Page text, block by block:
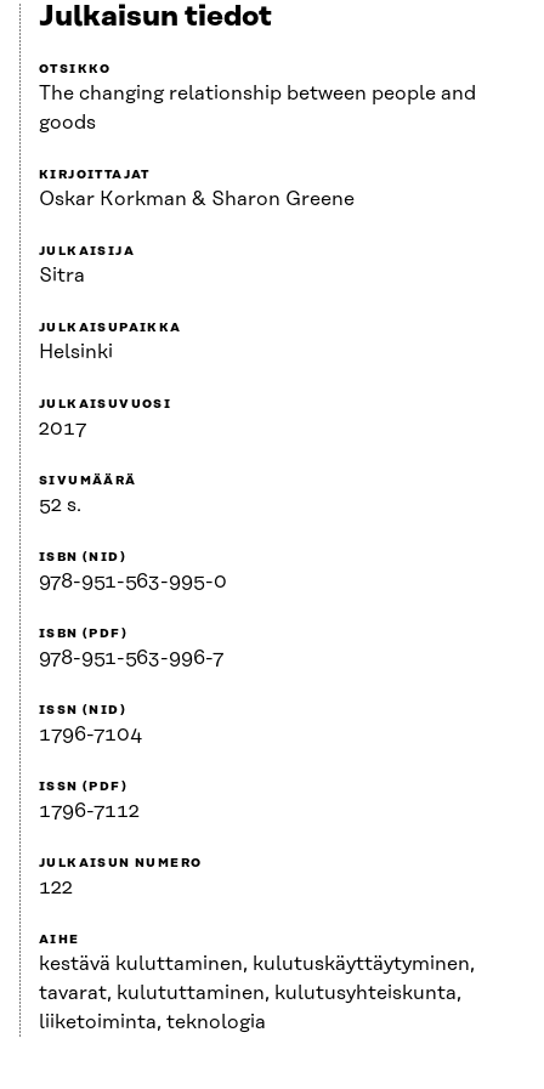
Julkaisun tiedot
OTSIKKO
The changing relationship between people and
goods
KIRJOITTAJAT
Oskar Korkman & Sharon Greene
JULKAISIJA
Sitra
JULKAISUPAIKKA
Helsinki
JULKAISUVUOSI
2017
SIVUMÄÄRÄ
52 s.
ISBN (NID)
978-951-563-995-0
ISBN (PDF)
978-951-563-996-7
ISSN (NID)
1796-7104
ISSN (PDF)
1796-7112
JULKAISUN NUMERO
122
AIHE
kestävä kuluttaminen, kulutuskäyttäytyminen,
tavarat, kulututtaminen, kulutusyhteiskunta,
liiketoiminta, teknologia